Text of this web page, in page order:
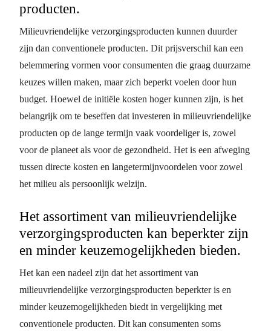
producten.
Milieuvriendelijke verzorgingsproducten kunnen duurder
zijn dan conventionele producten. Dit prijsverschil kan een
belemmering vormen voor consumenten die graag duurzame
keuzes willen maken, maar zich beperkt voelen door hun
budget. Hoewel de initiële kosten hoger kunnen zijn, is het
belangrijk om te beseffen dat investeren in milieuvriendelijke
producten op de lange termijn vaak voordeliger is, zowel
voor de planeet als voor de gezondheid. Het is een afweging
tussen directe kosten en langetermijnvoordelen voor zowel
het milieu als persoonlijk welzijn.
Het assortiment van milieuvriendelijke
verzorgingsproducten kan beperkter zijn
en minder keuzemogelijkheden bieden.
Het kan een nadeel zijn dat het assortiment van
milieuvriendelijke verzorgingsproducten beperkter is en
minder keuzemogelijkheden biedt in vergelijking met
conventionele producten. Dit kan consumenten soms